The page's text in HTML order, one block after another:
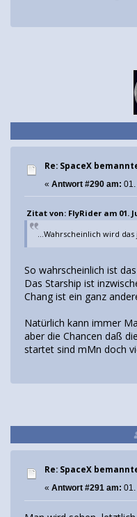
Re: SpaceX
« Antwort #290 am:
Zitat von: FlyRider am 01.
...Wahrscheinlich wird
So wahrscheinlich ist
Das Starship ist
Chang ist ein ganz
Natürlich kann immer
aber die Chancen daß
startet sind mMn doch
Re: SpaceX
« Antwort #291 am: